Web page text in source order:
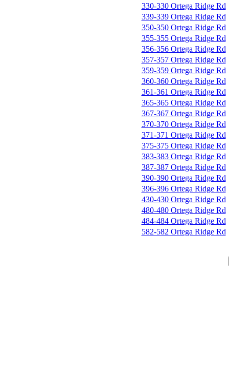
330-330 Ortega Ridge Rd
339-339 Ortega Ridge Rd
350-350 Ortega Ridge Rd
355-355 Ortega Ridge Rd
356-356 Ortega Ridge Rd
357-357 Ortega Ridge Rd
359-359 Ortega Ridge Rd
360-360 Ortega Ridge Rd
361-361 Ortega Ridge Rd
365-365 Ortega Ridge Rd
367-367 Ortega Ridge Rd
370-370 Ortega Ridge Rd
371-371 Ortega Ridge Rd
375-375 Ortega Ridge Rd
383-383 Ortega Ridge Rd
387-387 Ortega Ridge Rd
390-390 Ortega Ridge Rd
396-396 Ortega Ridge Rd
430-430 Ortega Ridge Rd
480-480 Ortega Ridge Rd
484-484 Ortega Ridge Rd
582-582 Ortega Ridge Rd